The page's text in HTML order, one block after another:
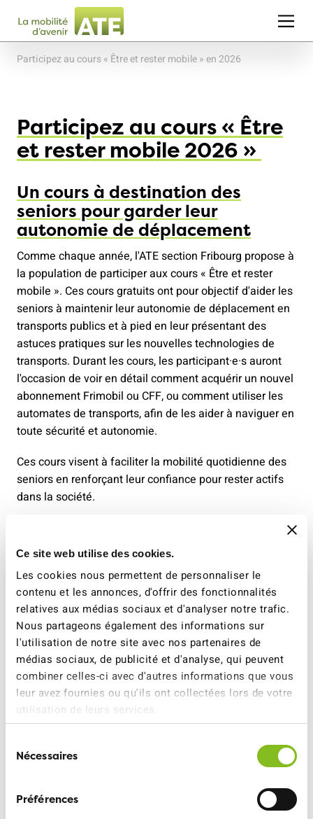
Ce site web utilise des cookies.
Les cookies nous permettent de personnaliser le
contenu et les annonces, d'offrir des fonctionnalités
relatives aux médias sociaux et d'analyser notre trafic.
Nous partageons également des informations sur
l'utilisation de notre site avec nos partenaires de
médias sociaux, de publicité et d'analyse, qui peuvent
combiner celles-ci avec d'autres informations que vous
leur avez fournies ou qu'ils ont collectées lors de votre
utilisation de leurs services.
Nécessaires
Préférences
Participez au cours « Être et rester mobile » en 2026
Participez au cours « Être
et rester mobile 2026 »
Un cours à destination des
seniors pour garder leur
autonomie de déplacement
Comme chaque année, l'ATE section Fribourg propose à
la population de participer aux cours « Être et rester
mobile ». Ces cours gratuits ont pour objectif d'aider les
seniors à maintenir leur autonomie de déplacement en
transports publics et à pied en leur présentant des
astuces pratiques sur les nouvelles technologies de
transports. Durant les cours, les participant·e·s auront
l'occasion de voir en détail comment acquérir un nouvel
abonnement Frimobil ou CFF, ou comment utiliser les
automates de transports, afin de les aider à naviguer en
toute sécurité et autonomie.
Ces cours visent à faciliter la mobilité quotidienne des
seniors en renforçant leur confiance pour rester actifs
dans la société.
Avry: Jeudi 28 mai, 13h30-17h. Inscription jusqu'à
une semaine avant la date, auprès de :
animation@avry.ch, +41 79 507 99 03
Bulle: Mercredi 16 septembre, 13h30-17h
Châtel-St-Denis : Mardi 29 septembre, 13h30-17h
Fribourg: Jeudi 1er octobre, 13h30-17h(En
bilingue)
Plus d'informations sur les cours